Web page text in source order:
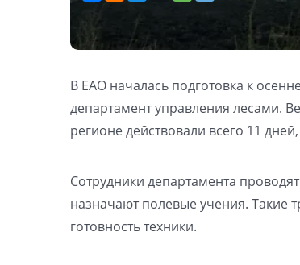
В ЕАО началась подготовка к
департамент управления лесами.
регионе действовали всего 11
Сотрудники департамента
назначают полевые учения. Такие
готовность техники.